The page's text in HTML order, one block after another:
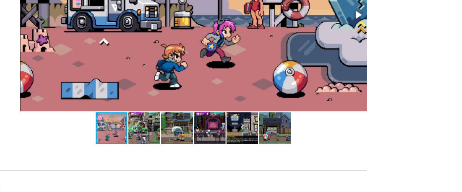
elementos de rol, y en esta entrega para PS5, las mecánicas han sido pulidas para ofrecer una
respuesta inmediata.
Combate Visceral: Los jugadores deben abrirse paso a través de hordas de enemigos utilizando un
sistema de combate que permite encadenar ataques ligeros, pesados y movimientos especiales. La
potencia de la consola garantiza que las batallas, incluso con decenas de enemigos en pantalla, se
mantengan a unos 60 FPS estables, eliminando cualquier rastro de latencia.
Evolución del Personaje: No todo es golpear; la progresión es vital. Podrás visitar diversas tiendas en
Toronto para comprar comida y artículos que aumentan permanentemente tus estadísticas de fuerza,
defensa y velocidad. Este componente RPG añade una capa de estrategia, obligando al jugador a
gestionar su dinero para estar preparado ante los desafiantes jefes finales.
Mecánicas Exclusivas: Se han introducido nuevos "Ataques de Equipo" y mecánicas de asistencia